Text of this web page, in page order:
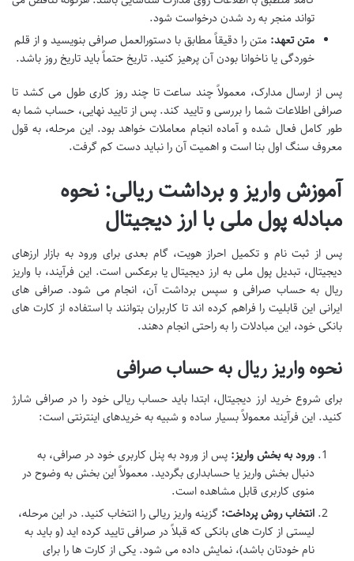
تواند منجر به رد شدن درخواست شود.
متن تعهد: متن را دقیقاً مطابق با دستورالعمل صرافی بنویسید و از قلم
خوردگی یا ناخوانا بودن آن پرهیز کنید. تاریخ حتماً باید تاریخ روز باشد.
پس از ارسال مدارک، معمولاً چند ساعت تا چند روز کاری طول می کشد تا
صرافی اطلاعات شما را بررسی و تایید کند. پس از تایید نهایی، حساب شما به
طور کامل فعال شده و آماده انجام معاملات خواهد بود. این مرحله، به قول
معروف سنگ اول بنا است و اهمیت آن را نباید دست کم گرفت.
آموزش واریز و برداشت ریالی: نحوه
مبادله پول ملی با ارز دیجیتال
پس از ثبت نام و تکمیل احراز هویت، گام بعدی برای ورود به بازار ارزهای
دیجیتال، تبدیل پول ملی به ارز دیجیتال یا برعکس است. این فرآیند، با واریز
ریال به حساب صرافی و سپس برداشت آن، انجام می شود. صرافی های
ایرانی این قابلیت را فراهم کرده اند تا کاربران بتوانند با استفاده از کارت های
بانکی خود، این مبادلات را به راحتی انجام دهند.
نحوه واریز ریال به حساب صرافی
برای شروع خرید ارز دیجیتال، ابتدا باید حساب ریالی خود را در صرافی شارژ
کنید. این فرآیند معمولاً بسیار ساده و شبیه به خریدهای اینترنتی است:
ورود به بخش واریز: پس از ورود به پنل کاربری خود در صرافی، به
دنبال بخش واریز یا حسابداری بگردید. معمولاً این بخش به وضوح در
منوی کاربری قابل مشاهده است.
انتخاب روش پرداخت: گزینه واریز ریالی را انتخاب کنید. در این مرحله،
لیستی از کارت های بانکی که قبلاً در صرافی تایید کرده اید (و باید به
نام خودتان باشد)، نمایش داده می شود. یکی از کارت ها را برای